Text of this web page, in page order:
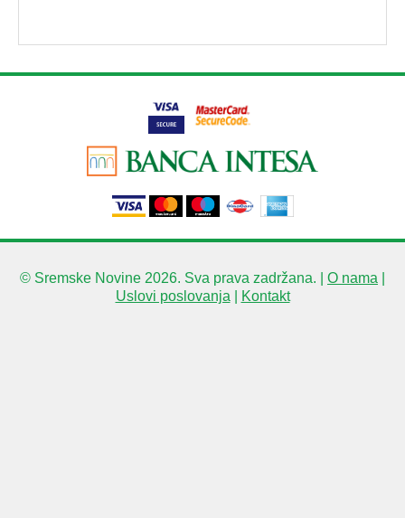
© Sremske Novine 2026. Sva prava zadržana. | O nama
Uslovi poslovanja
Kontakt